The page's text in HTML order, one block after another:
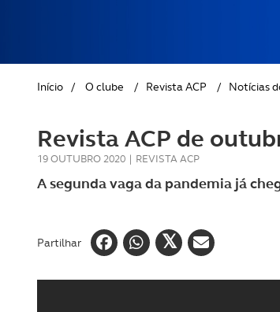
GOLFE
AUTOCARAVANISMO
Início / O clube / Revista ACP / Notícias
Revista ACP de
19 OUTUBRO 2020 | REVISTA ACP
A segunda vaga da pandemia já
Partilhar